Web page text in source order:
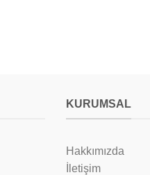
KURUMSAL
Hakkımızda
İletişim